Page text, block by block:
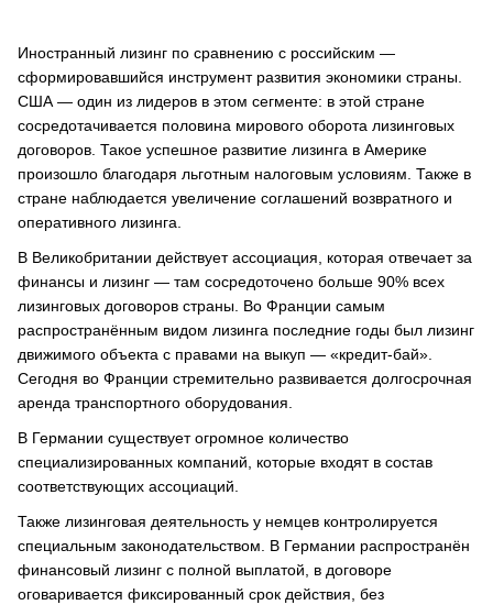
Иностранный лизинг по сравнению с российским —
сформировавшийся инструмент развития экономики страны.
США — один из лидеров в этом сегменте: в этой стране
сосредотачивается половина мирового оборота лизинговых
договоров. Такое успешное развитие лизинга в Америке
произошло благодаря льготным налоговым условиям. Также в
стране наблюдается увеличение соглашений возвратного и
оперативного лизинга.
В Великобритании действует ассоциация, которая отвечает за
финансы и лизинг — там сосредоточено больше 90% всех
лизинговых договоров страны. Во Франции самым
распространённым видом лизинга последние годы был лизинг
движимого объекта с правами на выкуп — «кредит-бай».
Сегодня во Франции стремительно развивается долгосрочная
аренда транспортного оборудования.
В Германии существует огромное количество
специализированных компаний, которые входят в состав
соответствующих ассоциаций.
Также лизинговая деятельность у немцев контролируется
специальным законодательством. В Германии распространён
финансовый лизинг с полной выплатой, в договоре
оговаривается фиксированный срок действия, без